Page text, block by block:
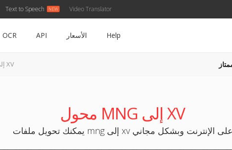
Text to Speech Video Translator
OCR API الأسعار Help
MNG إلى XV
محول MNG إلى XV
يمكنك تحويل ملفات mng إلى xv على الإنترنت وبشكل مجاني